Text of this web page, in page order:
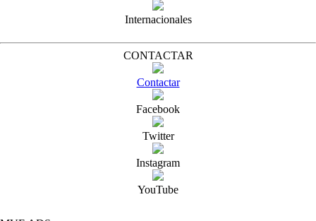
Internacionales
CONTACTAR
Contactar
Facebook
Twitter
Instagram
YouTube